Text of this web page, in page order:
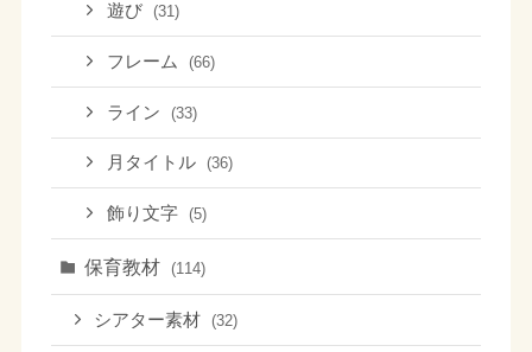
遊び (31)
フレーム (66)
ライン (33)
月タイトル (36)
飾り文字 (5)
保育教材 (114)
シアター素材 (32)